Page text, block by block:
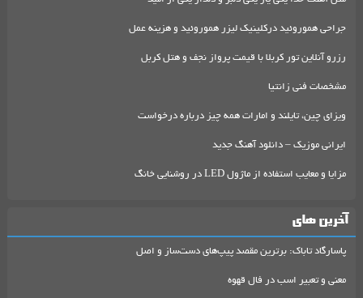
جراحی هموروئید درکلینیک لیزر هموروئید و هزینه عمل
رزرو آنلاین تور کربلا با قیمت پرواز نجف و هتل کربل
مشخصات فنی زانتیا
ویزای چین، تایلند و امارات همه چیز درباره درخواست
ایرانی موزیک – دانلود آهنگ جدید
مزایا و معایب استفاده از ماژول LED در روشنایی خانگ
آخرین های
پاسارگاد تاباک: برترین مقصد پیپ‌های دست‌ساز و اصل
معنی و تعبیر اسب در فال قهوه